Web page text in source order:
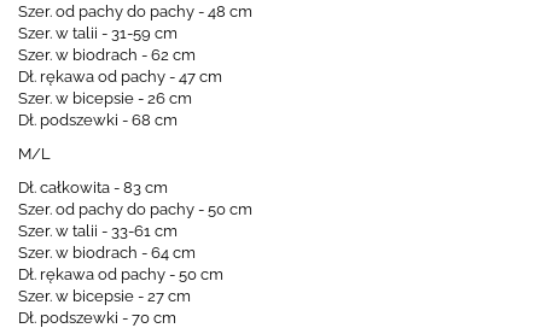
Szer. od pachy do pachy - 48 cm
Szer. w talii - 31-59 cm
Szer. w biodrach - 62 cm
Dł. rękawa od pachy - 47 cm
Szer. w bicepsie - 26 cm
Dł. podszewki - 68 cm
M/L
Dł. całkowita - 83 cm
Szer. od pachy do pachy - 50 cm
Szer. w talii - 33-61 cm
Szer. w biodrach - 64 cm
Dł. rękawa od pachy - 50 cm
Szer. w bicepsie - 27 cm
Dł. podszewki - 70 cm